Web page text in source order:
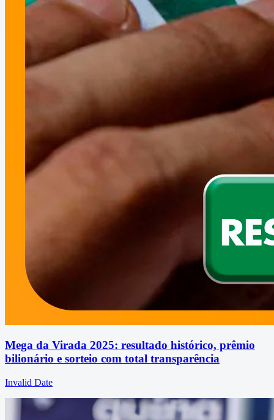
Mega da Virada 2025: resultado histórico, prêmio
bilionário e sorteio com total transparência
Invalid Date